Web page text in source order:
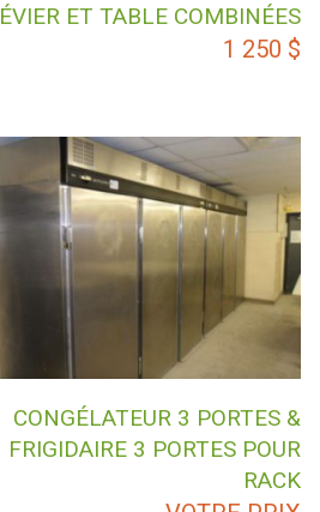
ÉVIER ET TABLE COMBINÉES
1 250 $
CONGÉLATEUR 3 PORTES &
FRIGIDAIRE 3 PORTES POUR
RACK